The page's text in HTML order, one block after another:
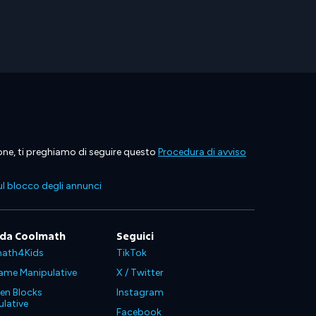
ti preghiamo di seguire questo Procedura di avviso
blocco degli annunci
Coolmath
Manipulative
Blocks
Seguici
TikTok
X / Twitter
Instagram
Facebook